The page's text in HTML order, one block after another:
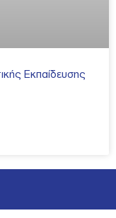
Εκπαίδευσης